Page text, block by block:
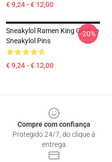
€ 9,24 - € 12,00
Sneakylol Ramen King Gráfico
Sneakylol Pins
€ 9,24 - € 12,00
-20%
Compre com confiança
Protegido 24/7, do clique à
entrega